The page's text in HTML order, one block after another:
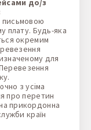
до/з
плату. Будь-яка
окремим
для
з усіма
про перетин
прикордонна
країн